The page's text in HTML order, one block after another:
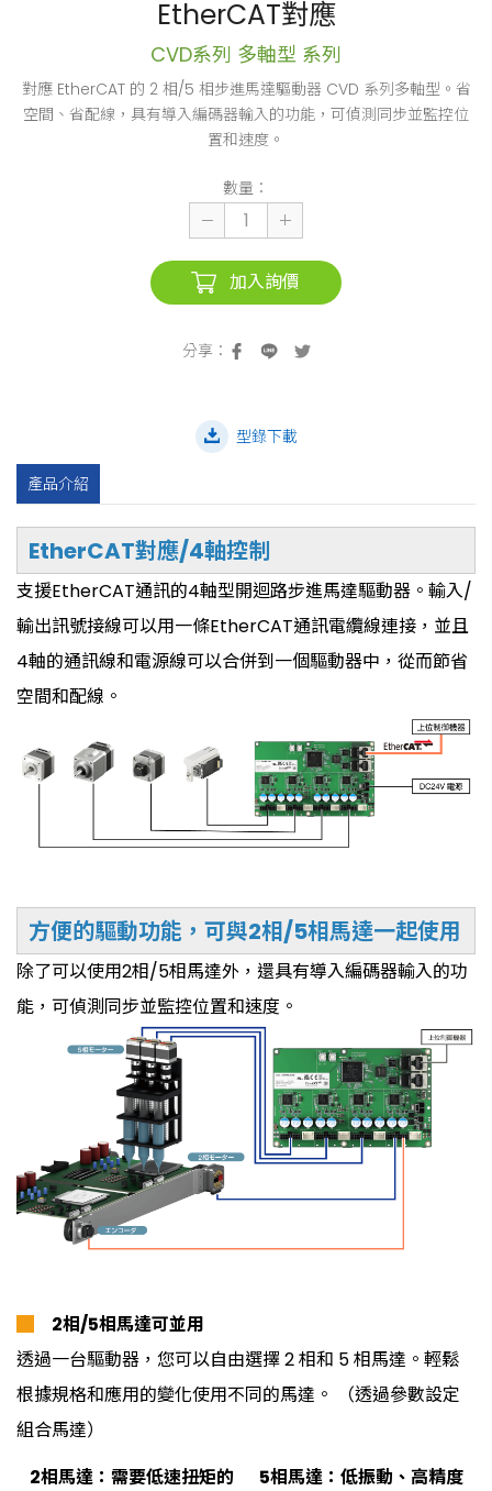
EtherCAT對應
CVD系列 多軸型 系列
對應 EtherCAT 的 2 相/5 相步進馬達驅動器 CVD 系列多軸型。省
空間、省配線，具有導入編碼器輸入的功能，可偵測同步並監控位
置和速度。
數量：
加入詢價
產品介紹
型錄下載
EtherCAT對應/4軸控制
支援EtherCAT通訊的4軸型開迴路步進馬達驅動器。輸入/
輸出訊號接線可以用一條EtherCAT通訊電纜線連接，並且
4軸的通訊線和電源線可以合併到一個驅動器中，從而節省
空間和配線。
方便的驅動功能，可與2相/5相馬達一起使用
除了可以使用2相/5相馬達外，還具有導入編碼器輸入的功
能，可偵測同步並監控位置和速度。
2相/5相馬達可並用
透過一台驅動器，您可以自由選擇 2 相和 5 相馬達。輕鬆
根據規格和應用的變化使用不同的馬達。 （透過參數設定
組合馬達）
2相馬達：需要低速扭矩的
5相馬達：低振動、高精度